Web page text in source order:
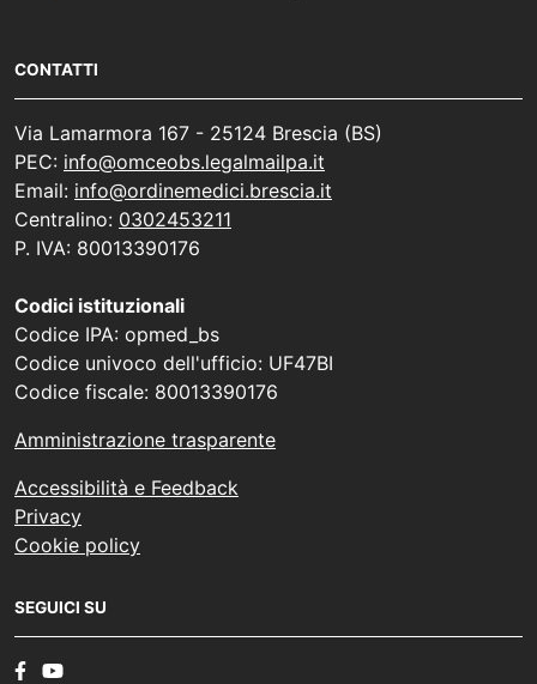
CONTATTI
Via Lamarmora 167 - 25124 Brescia (BS)
PEC: info@omceobs.legalmailpa.it
Email: info@ordinemedici.brescia.it
Centralino: 0302453211
P. IVA: 80013390176
Codici istituzionali
Codice IPA: opmed_bs
Codice univoco dell'ufficio: UF47BI
Codice fiscale: 80013390176
Amministrazione trasparente
Accessibilità e Feedback
Privacy
Cookie policy
SEGUICI SU